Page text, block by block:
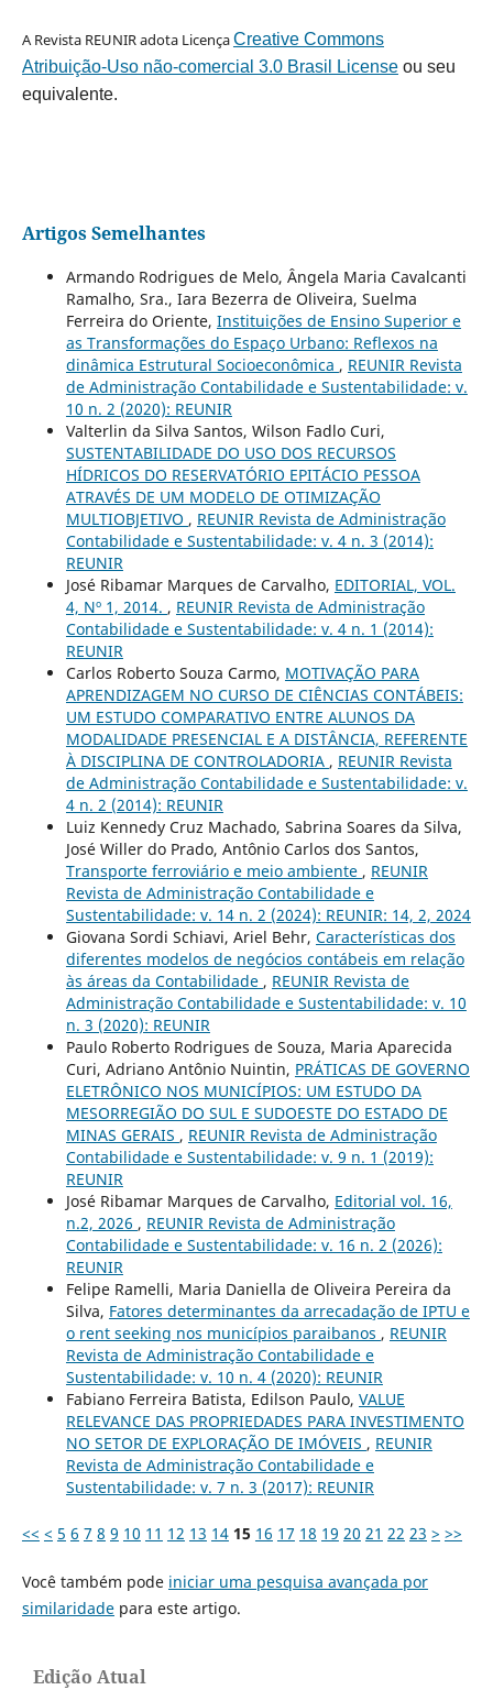
A Revista REUNIR adota LicençaCreative Commons
Atribuição-Uso não-comercial 3.0 Brasil Licenseou seu
equivalente.
Artigos Semelhantes
Armando Rodrigues de Melo, Ângela Maria Cavalcanti
Ramalho, Sra., Iara Bezerra de Oliveira, Suelma
Ferreira do Oriente, Instituições de Ensino Superior e
as Transformações do Espaço Urbano: Reflexos na
dinâmica Estrutural Socioeconômica , REUNIR Revista
de Administração Contabilidade e Sustentabilidade: v.
10 n. 2 (2020): REUNIR
Valterlin da Silva Santos, Wilson Fadlo Curi,
SUSTENTABILIDADE DO USO DOS RECURSOS
HÍDRICOS DO RESERVATÓRIO EPITÁCIO PESSOA
ATRAVÉS DE UM MODELO DE OTIMIZAÇÃO
MULTIOBJETIVO , REUNIR Revista de Administração
Contabilidade e Sustentabilidade: v. 4 n. 3 (2014):
REUNIR
José Ribamar Marques de Carvalho, EDITORIAL, VOL.
4, Nº 1, 2014. , REUNIR Revista de Administração
Contabilidade e Sustentabilidade: v. 4 n. 1 (2014):
REUNIR
Carlos Roberto Souza Carmo, MOTIVAÇÃO PARA
APRENDIZAGEM NO CURSO DE CIÊNCIAS CONTÁBEIS:
UM ESTUDO COMPARATIVO ENTRE ALUNOS DA
MODALIDADE PRESENCIAL E A DISTÂNCIA, REFERENTE
À DISCIPLINA DE CONTROLADORIA , REUNIR Revista
de Administração Contabilidade e Sustentabilidade: v.
4 n. 2 (2014): REUNIR
Luiz Kennedy Cruz Machado, Sabrina Soares da Silva,
José Willer do Prado, Antônio Carlos dos Santos,
Transporte ferroviário e meio ambiente , REUNIR
Revista de Administração Contabilidade e
Sustentabilidade: v. 14 n. 2 (2024): REUNIR: 14, 2, 2024
Giovana Sordi Schiavi, Ariel Behr, Características dos
diferentes modelos de negócios contábeis em relação
às áreas da Contabilidade , REUNIR Revista de
Administração Contabilidade e Sustentabilidade: v. 10
n. 3 (2020): REUNIR
Paulo Roberto Rodrigues de Souza, Maria Aparecida
Curi, Adriano Antônio Nuintin, PRÁTICAS DE GOVERNO
ELETRÔNICO NOS MUNICÍPIOS: UM ESTUDO DA
MESORREGIÃO DO SUL E SUDOESTE DO ESTADO DE
MINAS GERAIS , REUNIR Revista de Administração
Contabilidade e Sustentabilidade: v. 9 n. 1 (2019):
REUNIR
José Ribamar Marques de Carvalho, Editorial vol. 16,
n.2, 2026 , REUNIR Revista de Administração
Contabilidade e Sustentabilidade: v. 16 n. 2 (2026):
REUNIR
Felipe Ramelli, Maria Daniella de Oliveira Pereira da
Silva, Fatores determinantes da arrecadação de IPTU e
o rent seeking nos municípios paraibanos , REUNIR
Revista de Administração Contabilidade e
Sustentabilidade: v. 10 n. 4 (2020): REUNIR
Fabiano Ferreira Batista, Edilson Paulo, VALUE
RELEVANCE DAS PROPRIEDADES PARA INVESTIMENTO
NO SETOR DE EXPLORAÇÃO DE IMÓVEIS , REUNIR
Revista de Administração Contabilidade e
Sustentabilidade: v. 7 n. 3 (2017): REUNIR
<< < 5 6 7 8 9 10 11 12 13 14 15 16 17 18 19 20 21 22 23 > >>
Você também pode iniciar uma pesquisa avançada por
similaridadepara este artigo.
Edição Atual